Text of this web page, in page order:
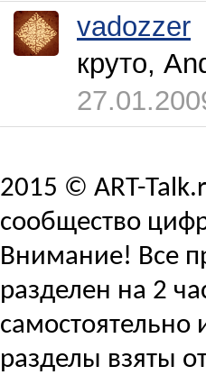
vadozzer
круто,
2015 © ART-
сообщество
Внимание! Все
разделен на 2
самостоятельно
разделы взяты